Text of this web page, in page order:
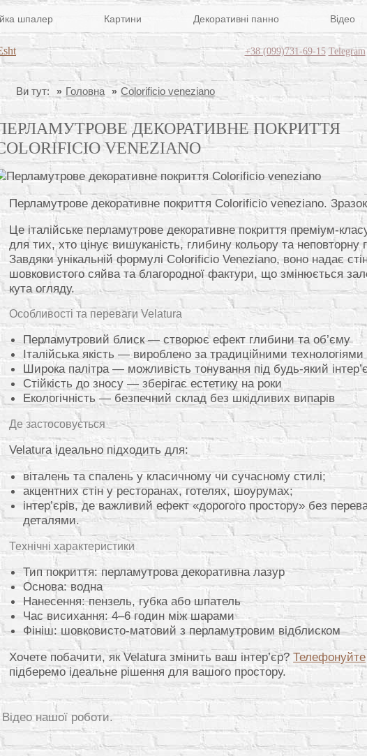
шпалер Картини Декоративні панно Відео
+38 (099)731-69-15 Telegram
Ви тут: Головна Colorificio veneziano
ДЕКОРАТИВНЕ ПОКРИТТЯ
VENEZIANO
Перламутрове декоративне покриття Colorificio veneziano.
Це італійське перламутрове декоративне покриття преміум-
для тих, хто цінує вишуканість, глибину кольору та неповторну
Завдяки унікальній формулі Colorificio Veneziano, воно надає
шовковистого сяйва та благородної фактури, що змінюється
кута огляду.
Особливості та переваги Velatura
Перламутровий блиск — створює ефект глибини та об’єму
Італійська якість — вироблено за традиційними технологіями
Широка палітра — можливість тонування під будь-який
Стійкість до зносу — зберігає естетику на роки
Екологічність — безпечний склад без шкідливих випарів
Де застосовується
Velatura ідеально підходить для:
віталень та спалень у класичному чи сучасному стилі;
акцентних стін у ресторанах, готелях, шоурумах;
інтер’єрів, де важливий ефект «дорогого простору» без
деталями.
Технічні характеристики
Тип покриття: перламутрова декоративна лазур
Основа: водна
Нанесення: пензель, губка або шпатель
Час висихання: 4–6 годин між шарами
Фініш: шовковисто-матовий з перламутровим відблиском
Хочете побачити, як Velatura змінить ваш інтер’єр?Телефонуйте
підберемо ідеальне рішення для вашого простору.
Відео нашої роботи.